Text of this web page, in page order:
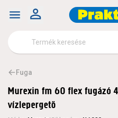
Fuga
Murexin fm 60 flex fugázó
vízlepergető